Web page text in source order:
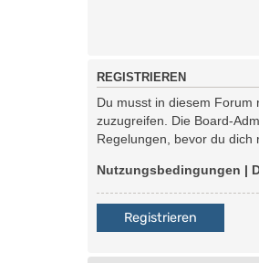
REGISTRIEREN
Du musst in diesem Forum
zuzugreifen. Die Board-
Regelungen, bevor du dich
Nutzungsbedingungen |
Registrieren